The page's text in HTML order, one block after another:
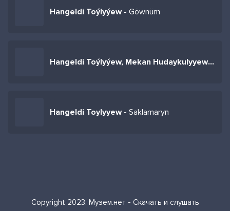
Hangeldi Toýlyýew - Göwnüm
Hangeldi Toýlyýew, Mekan Hudaykulyyew -
Hangeldi Toylyyew - Saklamaryn
Copyright 2023. Музем.нет - Скачать и слушать